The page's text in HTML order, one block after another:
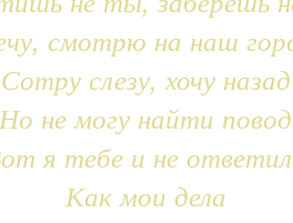
смотрю на наш
Сотру слезу, хочу назад
Но не могу найти повод
я тебе и не
Как мои дела